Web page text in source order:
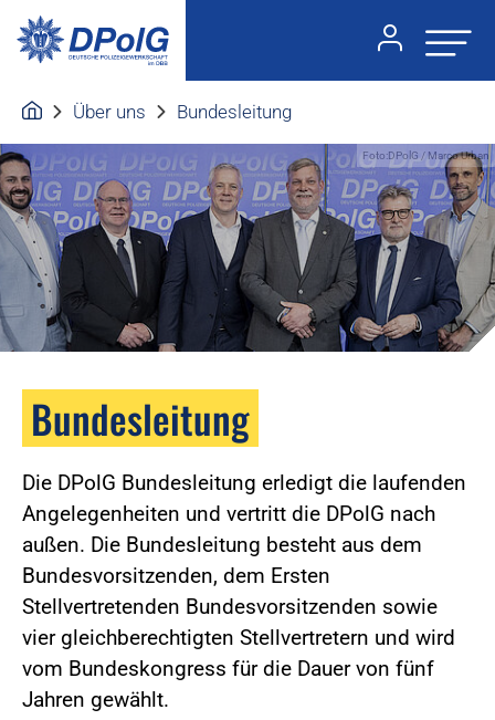
Über uns Bundesleitung
Foto:DPolG / Marco Urban
Bundesleitung
Die DPolG Bundesleitung erledigt die laufenden
Angelegenheiten und vertritt die DPolG nach
außen. Die Bundesleitung besteht aus dem
Bundesvorsitzenden, dem Ersten
Stellvertretenden Bundesvorsitzenden sowie
vier gleichberechtigten Stellvertretern und wird
vom Bundeskongress für die Dauer von fünf
Jahren gewählt.